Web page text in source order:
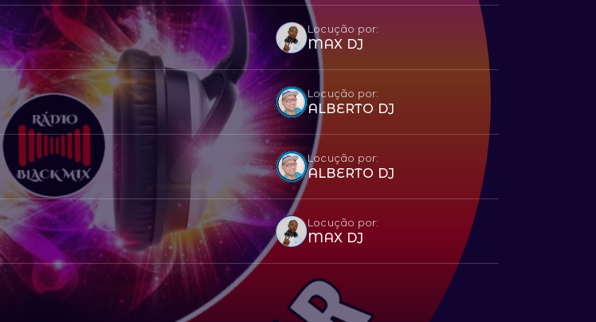
Locução por:
MAX DJ
Locução por:
ALBERTO DJ
Locução por:
ALBERTO DJ
Locução por:
MAX DJ